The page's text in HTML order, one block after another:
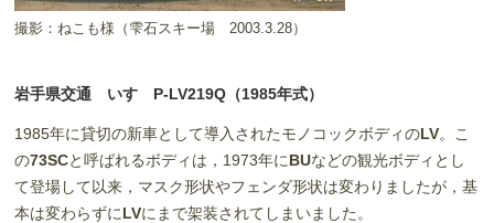
撮影：ねこも様（雫石スキー場 2003.3.28）
岩手県交通 いすゞP-LV219Q（1985年式）
1985年に貸切の新車として導入されたモノコックボディのLV。こ
の73SCと呼ばれるボディは，1973年にBUなどの観光ボディとし
て登場して以来，マスク形状やフェンダ形状は変わりましたが，基
本は変わらずにLVにまで架装されてしまいました。